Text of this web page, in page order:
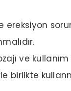
ve
birlikte